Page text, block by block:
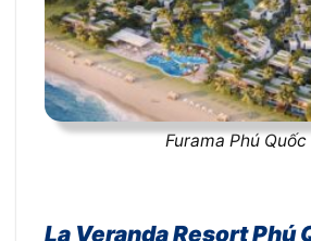
Furama Phú Quốc
La Veranda Resort Phú